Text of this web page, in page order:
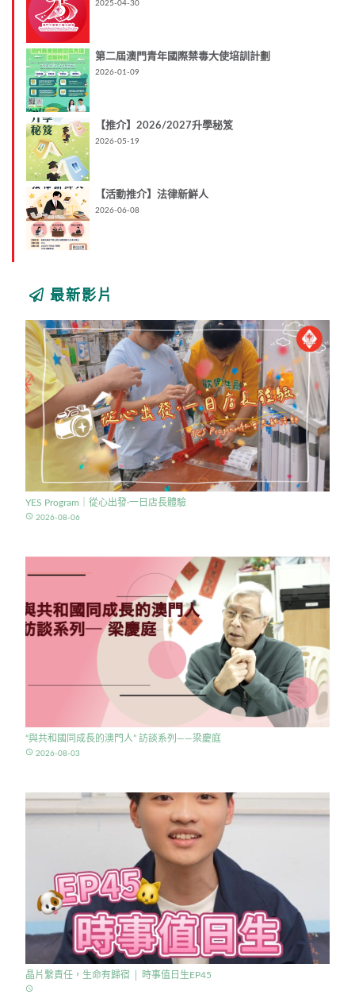
2025-04-30
第二屆澳門青年國際禁毒大使培訓計劃
2026-01-09
【推介】2026/2027升學秘笈
2026-05-19
【活動推介】法律新鮮人
2026-06-08
最新影片
YES Program｜從心出發·一日店長體驗
access_time 2026-08-06
“與共和國同成長的澳門人” 訪談系列——梁慶庭
access_time 2026-08-03
晶片繫責任，生命有歸宿 │ 時事值日生EP45
access_time